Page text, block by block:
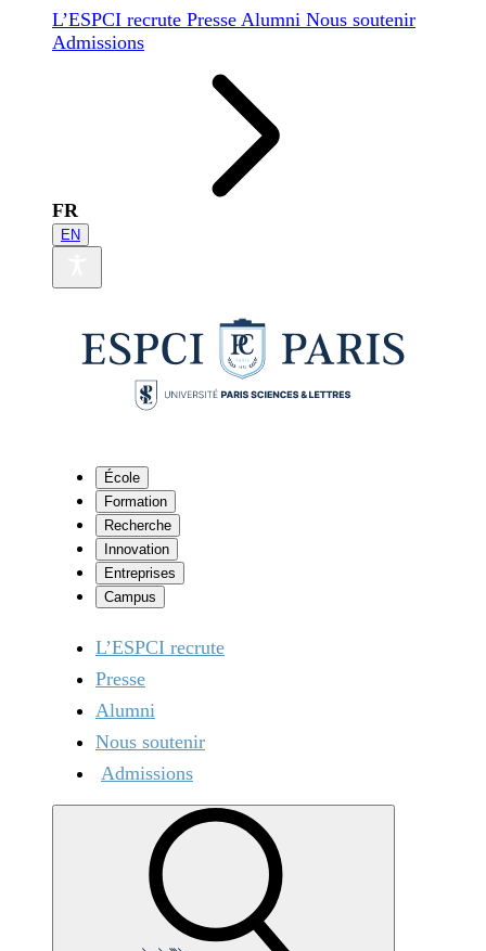
L’ESPCI recrute Presse Alumni Nous soutenir
Admissions
FR
EN
École
Formation
Recherche
Innovation
Entreprises
Campus
L’ESPCI recrute
Presse
Alumni
Nous soutenir
Admissions